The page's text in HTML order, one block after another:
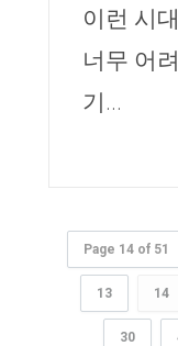
이런 시
너무 어
기...
Page 14 of 51
13 14
30